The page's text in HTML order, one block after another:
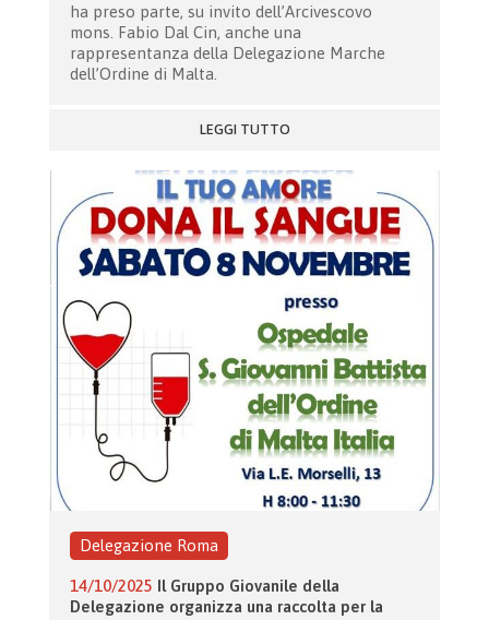
ha preso parte, su invito dell’Arcivescovo
mons. Fabio Dal Cin, anche una
rappresentanza della Delegazione Marche
dell’Ordine di Malta.
LEGGI TUTTO
Delegazione Roma
14/10/2025 Il Gruppo Giovanile della
Delegazione organizza una raccolta per la